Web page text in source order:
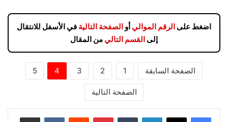
اضغط على الرقم الموالي أو الصفحة التالية في الأسفل للانتقال
إلى القسم التالي من المقال
الصفحة السابقة 1
2
3
4
5
الصفحة التالية
لينكدإن بينتيريست مشاركة عبر البريد